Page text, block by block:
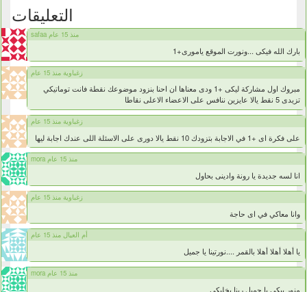
التعليقات
safaa منذ 15 عام
بارك الله فيكى ...ونورت الموقع يامورى+1
زغباوية منذ 15 عام
مبروك اول مشاركة ليكى +1 ودى معناها ان احنا بنزود موضوعك نقطة فانت توماتيكي
تزيدى 5 نقط يالا عايزين ننافس على الاعضاء الاعلى نقاطا
زغباوية منذ 15 عام
على فكرة اى +1 في الاجابة بتزودك 10 نقط يالا دورى على الاسئلة اللى عندك اجابة ليها
mora منذ 15 عام
انا لسه جديدة يا رونة وادينى بحاول
زغباوية منذ 15 عام
وانا معاكي في اى حاجة
أم العيال منذ 15 عام
يا أهلا أهلا أهلا بالقمر ....نورتينا يا جميل
mora منذ 15 عام
منور بيكى يا جميل ربنا يخليكى